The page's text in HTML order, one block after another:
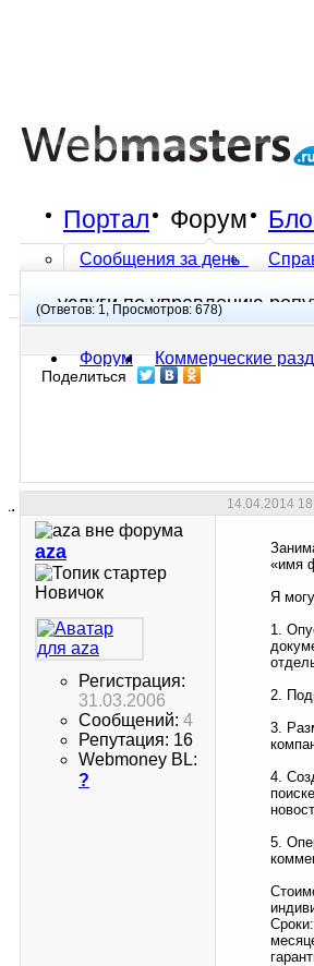
Портал Форум
Сообщения за день
Все разделы прочитаны
Форум Коммерческие
услуги по управлению
(Ответов: 1, Просмотров: 678)
Поделиться
14.04.2014
aza
Новичок
Регистрация:
31.03.2006
Сообщений: 4
Репутация: 16
Webmoney BL:
?
«имя
Я
1.
2.
3.
4.
5.